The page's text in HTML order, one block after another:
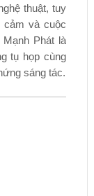
thuật, tuy
cảm và cuộc
Phát là
tụ họp cùng
sáng tác.